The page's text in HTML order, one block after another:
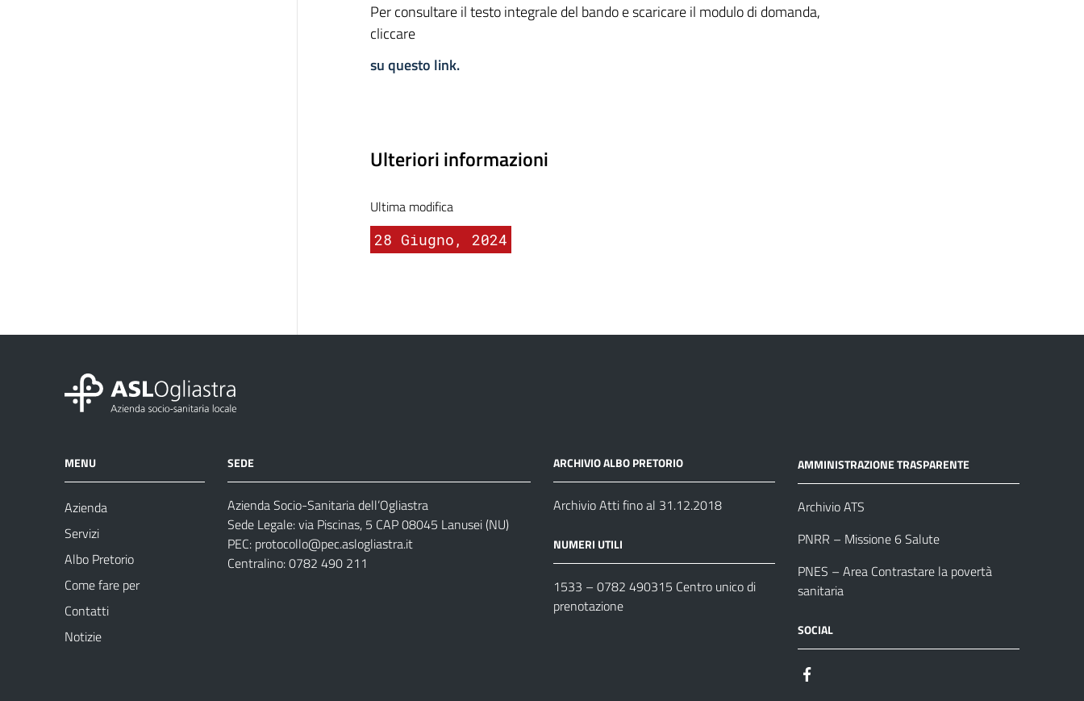
Per consultare il testo integrale del bando e scaricare il modulo di domanda,
cliccare
su questo link.
Ulteriori informazioni
Ultima modifica
28 Giugno, 2024
MENU
Azienda
Servizi
Albo Pretorio
Come fare per
Contatti
Notizie
SEDE
Azienda Socio-Sanitaria dell’Ogliastra
Sede Legale: via Piscinas, 5 CAP 08045 Lanusei (NU)
PEC: protocollo@pec.aslogliastra.it
Centralino: 0782 490 211
ARCHIVIO ALBO PRETORIO
Archivio Atti fino al 31.12.2018
NUMERI UTILI
1533 – 0782 490315 Centro unico di
prenotazione
AMMINISTRAZIONE TRASPARENTE
Archivio ATS
PNRR – Missione 6 Salute
PNES – Area Contrastare la povertà
sanitaria
SOCIAL